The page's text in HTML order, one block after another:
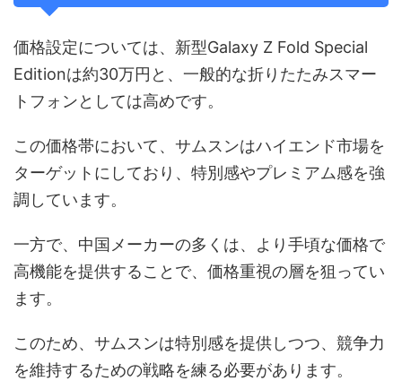
価格設定については、新型Galaxy Z Fold Special
Editionは約30万円と、一般的な折りたたみスマー
トフォンとしては高めです。
この価格帯において、サムスンはハイエンド市場を
ターゲットにしており、特別感やプレミアム感を強
調しています。
一方で、中国メーカーの多くは、より手頃な価格で
高機能を提供することで、価格重視の層を狙ってい
ます。
このため、サムスンは特別感を提供しつつ、競争力
を維持するための戦略を練る必要があります。